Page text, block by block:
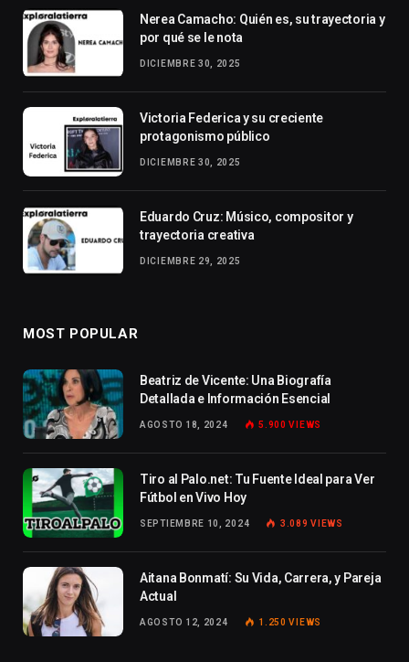
Nerea Camacho: Quién es, su trayectoria y
por qué se le nota
DICIEMBRE 30, 2025
Victoria Federica y su creciente
protagonismo público
DICIEMBRE 30, 2025
Eduardo Cruz: Músico, compositor y
trayectoria creativa
DICIEMBRE 29, 2025
MOST POPULAR
Beatriz de Vicente: Una Biografía
Detallada e Información Esencial
AGOSTO 18, 2024 5.900VIEWS
Tiro al Palo.net: Tu Fuente Ideal para Ver
Fútbol en Vivo Hoy
SEPTIEMBRE 10, 2024 3.089VIEWS
Aitana Bonmatí: Su Vida, Carrera, y Pareja
Actual
AGOSTO 12, 2024 1.250VIEWS